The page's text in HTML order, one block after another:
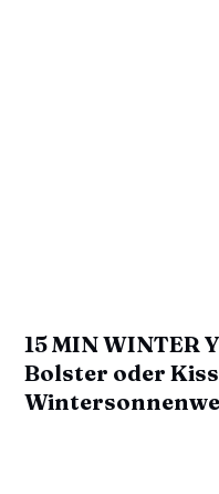
15 MIN WINTER
Bolster oder